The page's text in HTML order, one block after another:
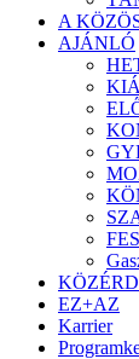
A
AJÁNLÓ
EZ+AZ
Karrier